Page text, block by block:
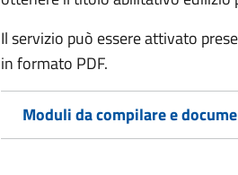
Il servizio può essere attivato
in formato PDF.
Moduli da compilare e